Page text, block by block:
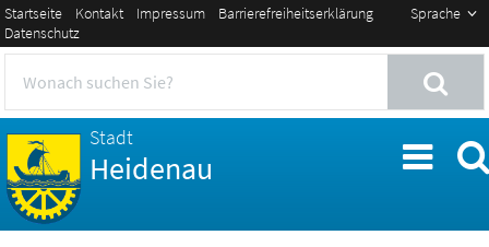
Sprache
Startseite Kontakt Impressum
Barrierefreiheitserklärung
Datenschutz
Stadt
Heidenau